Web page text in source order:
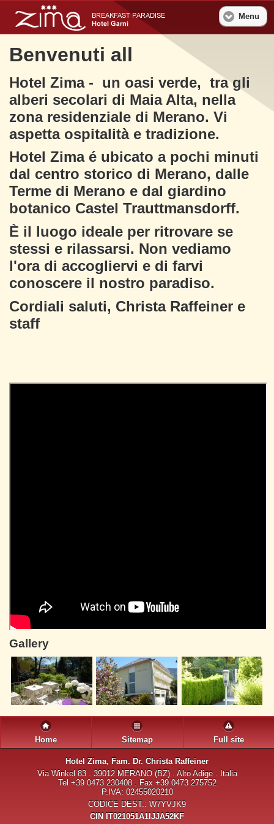
Menu
Benvenuti all
Hotel Zima - un oasi verde, tra gli
alberi secolari di Maia Alta, nella
zona residenziale di Merano. Vi
aspetta ospitalità e tradizione.
Hotel Zima é ubicato a pochi minuti
dal centro storico di Merano, dalle
Terme di Merano e dal giardino
botanico Castel Trauttmansdorff.
È il luogo ideale per ritrovare se
stessi e rilassarsi. Non vediamo
l'ora di accogliervi e di farvi
conoscere il nostro paradiso.
Cordiali saluti, Christa Raffeiner e
staff
Gallery
Home Sitemap Full site
Hotel Zima, Fam. Dr. Christa Raffeiner
Via Winkel 83 . 39012 MERANO (BZ) . Alto Adige . Italia
Tel +39 0473 230408 . Fax +39 0473 275752
P.IVA: 02455020210
CODICE DEST.: W7YVJK9
CIN IT021051A1IJJA52KF